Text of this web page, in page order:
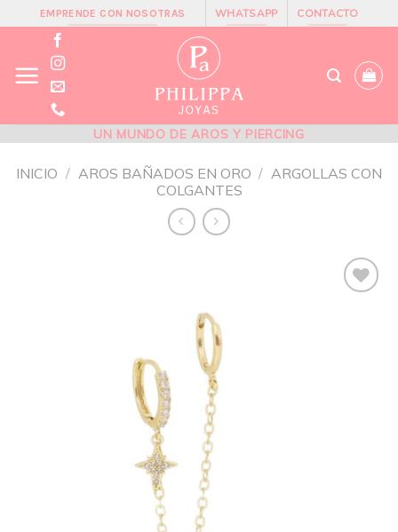
content
EMPRENDE CON NOSOTRAS WHATSAPP CONTACTO
UN MUNDO DE AROS Y PIERCING
INICIO / AROS BAÑADOS EN ORO / ARGOLLAS CON
COLGANTES